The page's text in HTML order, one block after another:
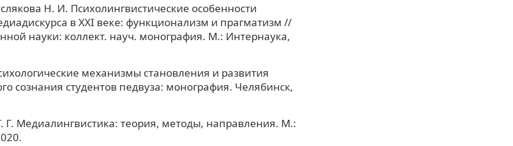
Н. И. Психолингвистические особенности
в XXI веке: функционализм и прагматизм //
науки: коллект. науч. монография. М.: Интернаука,
механизмы становления и развития
сознания студентов педвуза: монография. Челябинск,
Г. Медиалингвистика: теория, методы, направления. М.: